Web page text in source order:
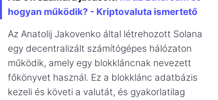
hogyan működik? - Kriptovaluta ismertető
Az Anatolij Jakovenko által létrehozott Solana
egy decentralizált számítógépes hálózaton
működik, amely egy blokkláncnak nevezett
főkönyvet használ. Ez a blokklánc adatbázis
kezeli és követi a valutát, és gyakorlatilag